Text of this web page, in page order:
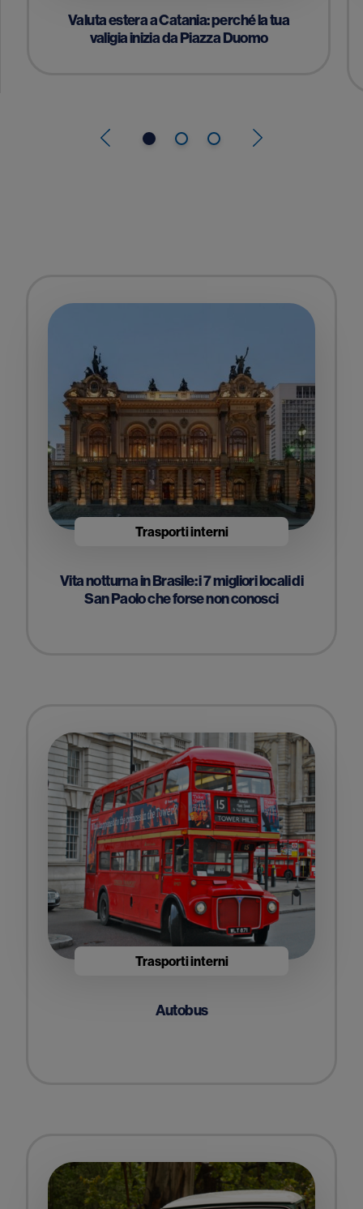
Valuta estera a Catania: perché la tua
valigia inizia da Piazza Duomo
Trasporti interni
Vita notturna in Brasile: i 7 migliori locali di
San Paolo che forse non conosci
Trasporti interni
Autobus